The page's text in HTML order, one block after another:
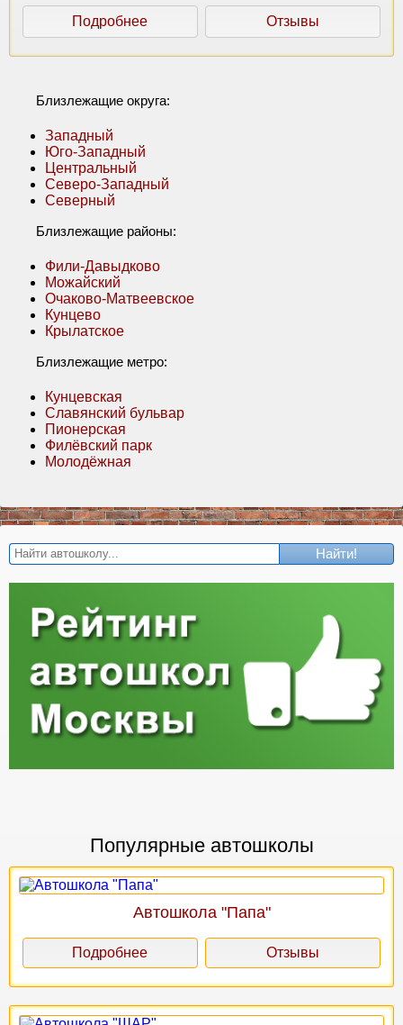
Подробнее Отзывы
Близлежащие округа:
Западный
Юго-Западный
Центральный
Северо-Западный
Северный
Близлежащие районы:
Фили-Давыдково
Можайский
Очаково-Матвеевское
Кунцево
Крылатское
Близлежащие метро:
Кунцевская
Славянский бульвар
Пионерская
Филёвский парк
Молодёжная
Найти!
Популярные автошколы
Автошкола "Папа"
Подробнее Отзывы